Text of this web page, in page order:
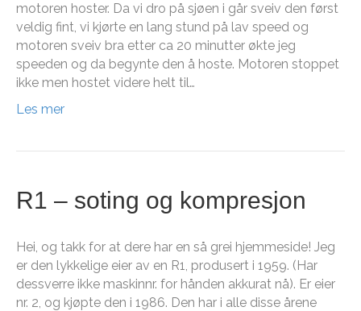
motoren hoster. Da vi dro på sjøen i går sveiv den først
veldig fint, vi kjørte en lang stund på lav speed og
motoren sveiv bra etter ca 20 minutter økte jeg
speeden og da begynte den å hoste. Motoren stoppet
ikke men hostet videre helt til…
Les mer
R1 – soting og kompresjon
Hei, og takk for at dere har en så grei hjemmeside! Jeg
er den lykkelige eier av en R1, produsert i 1959. (Har
dessverre ikke maskinnr. for hånden akkurat nå). Er eier
nr. 2, og kjøpte den i 1986. Den har i alle disse årene